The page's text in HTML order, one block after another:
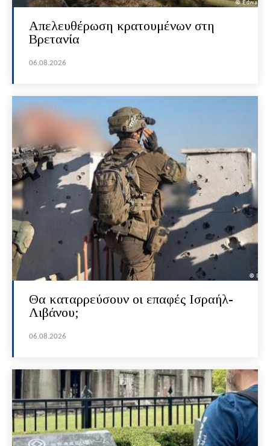
Απελευθέρωση κρατουμένων στη
Βρετανία
06.08.2026
Θα καταρρεύσουν οι επαφές Ισραήλ-
Λιβάνου;
06.08.2026